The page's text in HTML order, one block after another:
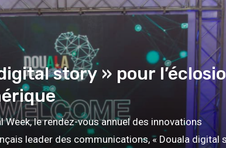
story » pour
le rendez-vous annuel des innovations
leader des communications, « Douala digital